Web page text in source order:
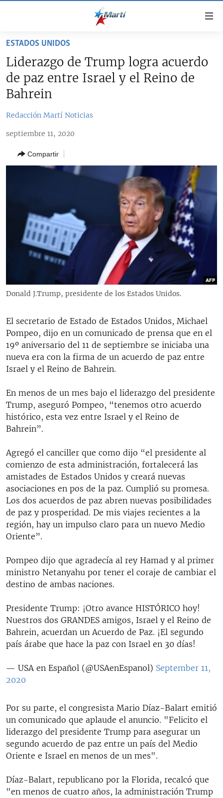
accesibilidad
contenido
principal
navegación
principal
CUBA
CUBA
SOBRE CUBA
ESTADOS UNIDOS
DEPORTES
ARTE Y ENTRETENIMIENTO
AUDIOVISUALES MARTÍ
RADIO MARTÍ
ESPECIALES
LA REALIDAD DE LA VIVIENDA EN CUBA
KENTU-CUBANO
LOS SANTOS DE HIALEAH
DESINFORMACIÓN RUSA EN AMÉRICA LATINA
LA INVASIÓN DE RUSIA A UCRANIA
EDITORIALES
ESTADOS UNIDOS
Liderazgo de Trump logra acuerdo
de paz entre Israel y el Reino de
Bahrein
Redacción Martí Noticias
septiembre 11, 2020
Compartir
Donald J.Trump, presidente de los Estados Unidos.
El secretario de Estado de Estados Unidos, Michael
Pompeo, dijo en un comunicado de prensa que en el
19º aniversario del 11 de septiembre se iniciaba una
nueva era con la firma de un acuerdo de paz entre
Israel y el Reino de Bahrein.
En menos de un mes bajo el liderazgo del presidente
Trump, aseguró Pompeo, “tenemos otro acuerdo
histórico, esta vez entre Israel y el Reino de
Bahrein”.
Agregó el canciller que como dijo “el presidente al
comienzo de esta administración, fortalecerá las
amistades de Estados Unidos y creará nuevas
asociaciones en pos de la paz. Cumplió su promesa.
Los dos acuerdos de paz abren nuevas posibilidades
de paz y prosperidad. De mis viajes recientes a la
región, hay un impulso claro para un nuevo Medio
Oriente”.
Pompeo dijo que agradecía al rey Hamad y al primer
ministro Netanyahu por tener el coraje de cambiar el
destino de ambas naciones.
Presidente Trump: ¡Otro avance HISTÓRICO hoy!
Nuestros dos GRANDES amigos, Israel y el Reino de
Bahrein, acuerdan un Acuerdo de Paz. ¡El segundo
país árabe que hace la paz con Israel en 30 días!
— USA en Español (@USAenEspanol) September 11,
2020
Por su parte, el congresista Mario Díaz-Balart emitió
un comunicado que aplaude el anuncio. "Felicito el
liderazgo del presidente Trump para asegurar un
segundo acuerdo de paz entre un país del Medio
Oriente e Israel en menos de un mes".
Díaz-Balart, republicano por la Florida, recalcó que
"en menos de cuatro años, la administración Trump